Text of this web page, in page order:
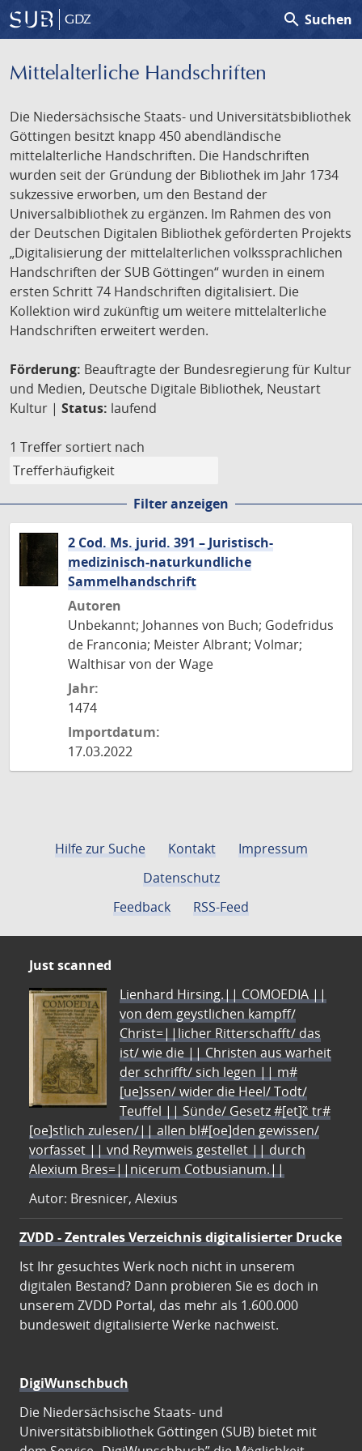
GDZ search Suchen
Mittelalterliche Handschriften
Die Niedersächsische Staats- und Universitätsbibliothek
Göttingen besitzt knapp 450 abendländische
mittelalterliche Handschriften. Die Handschriften
wurden seit der Gründung der Bibliothek im Jahr 1734
sukzessive erworben, um den Bestand der
Universalbibliothek zu ergänzen. Im Rahmen des von
der Deutschen Digitalen Bibliothek geförderten Projekts
„Digitalisierung der mittelalterlichen volkssprachlichen
Handschriften der SUB Göttingen“ wurden in einem
ersten Schritt 74 Handschriften digitalisiert. Die
Kollektion wird zukünftig um weitere mittelalterliche
Handschriften erweitert werden.
Förderung: Beauftragte der Bundesregierung für Kultur
und Medien, Deutsche Digitale Bibliothek, Neustart
Kultur | Status: laufend
1 Treffer sortiert nach
Filter anzeigen
2 Cod. Ms. jurid. 391 – Juristisch-
medizinisch-naturkundliche
Sammelhandschrift
Autoren
Unbekannt; Johannes von Buch; Godefridus
de Franconia; Meister Albrant; Volmar;
Walthisar von der Wage
Jahr:
1474
Importdatum:
17.03.2022
Hilfe zur Suche Kontakt
Impressum
Datenschutz
Feedback
RSS-Feed
Just scanned
Lienhard Hirsing.|| COMOEDIA ||
von dem geystlichen kampff/
Christ=||licher Ritterschafft/ das
ist/ wie die || Christen aus warheit
der schrifft/ sich legen || m#
[ue]ssen/ wider die Heel/ Todt/
Teuffel || Sünde/ Gesetz #[et]c̃ tr#
[oe]stlich zulesen/|| allen bl#[oe]den gewissen/
vorfasset || vnd Reymweis gestellet || durch
Alexium Bres=||nicerum Cotbusianum.||
Autor: Bresnicer, Alexius
ZVDD - Zentrales Verzeichnis digitalisierter Drucke
Ist Ihr gesuchtes Werk noch nicht in unserem
digitalen Bestand? Dann probieren Sie es doch in
unserem ZVDD Portal, das mehr als 1.600.000
bundesweit digitalisierte Werke nachweist.
DigiWunschbuch
Die Niedersächsische Staats- und
Universitätsbibliothek Göttingen (SUB) bietet mit